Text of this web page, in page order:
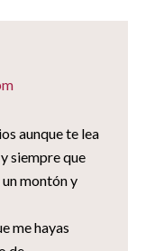
aunque te lea
siempre que
montón y
me hayas